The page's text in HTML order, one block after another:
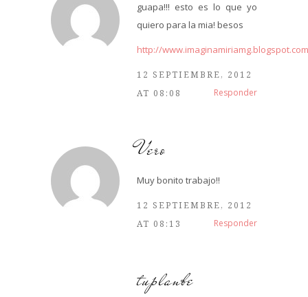
guapa!!! esto es lo que yo
quiero para la mia! besos
http://
12 SEPTIEMBRE, 2012
AT 08:08
Responder
Vero
Muy bonito trabajo!!
12 SEPTIEMBRE, 2012
AT 08:13
Responder
tuplanbe